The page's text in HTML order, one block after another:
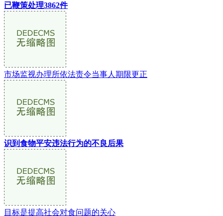
已鞭策处理3862件
市场监视办理所依法责令当事人期限更正
识到食物平安违法行为的不良后果
目标是提高社会对食问题的关心